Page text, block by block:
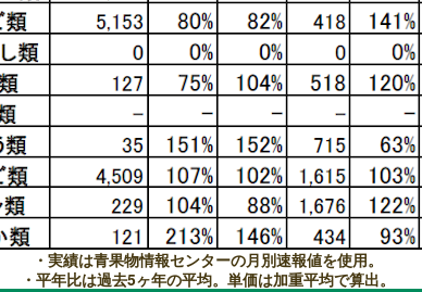
・実績は青果物情報センターの月別速報値を使用。
・平年比は過去5ヶ年の平均。単価は加重平均で算出。